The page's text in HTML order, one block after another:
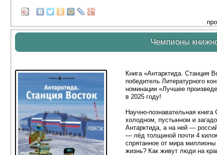
Чемпионы
Книга «Антарктида. Станция
победитель Литературного
номинации «Лучшее
в 2025 году!
Научно-познавательная
холодном, пустынном и
Антарктида, а на ней —
— лёд толщиной почти 4
спрятанное от мира
жизнь? Как живут люди на